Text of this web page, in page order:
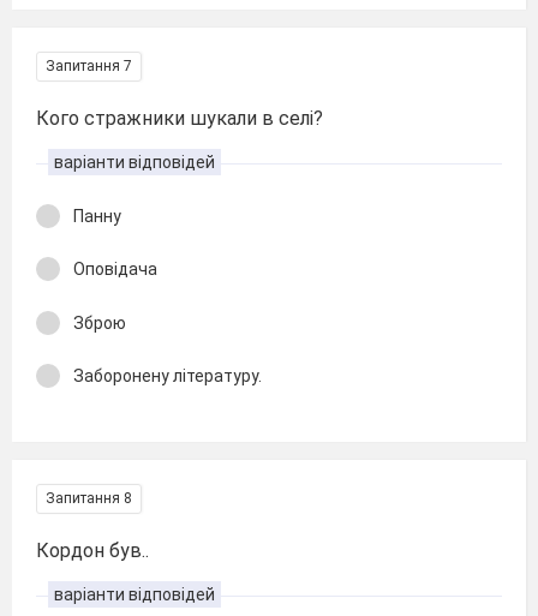
Запитання 7
Кого стражники шукали в селі?
варіанти відповідей
Панну
Оповідача
Зброю
Заборонену літературу.
Запитання 8
Кордон був..
варіанти відповідей